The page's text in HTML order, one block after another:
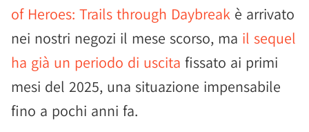
of Heroes: Trails through Daybreak è arrivato
nei nostri negozi il mese scorso, ma il sequel
ha già un periodo di uscita fissato ai primi
mesi del 2025, una situazione impensabile
fino a pochi anni fa.